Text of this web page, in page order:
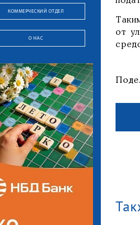
КОММЕРЧЕСКИЙ ОТДЕЛ
О НАС
от